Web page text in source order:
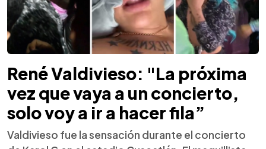
René Valdivieso: "La próxima
vez que vaya a un concierto,
solo voy a ir a hacer fila”
Valdivieso fue la sensación durante el concierto